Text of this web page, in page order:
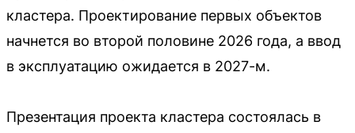
кластера. Проектирование первых объектов
начнется во второй половине 2026 года, а ввод
в эксплуатацию ожидается в 2027-м.
Презентация проекта кластера состоялась в